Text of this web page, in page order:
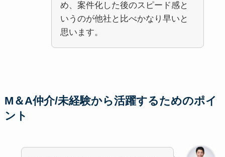
め、案件化した後のスピード感と
いうのが他社と比べかなり早いと
思います。
M＆A仲介/未経験から活躍するためのポイ
ント